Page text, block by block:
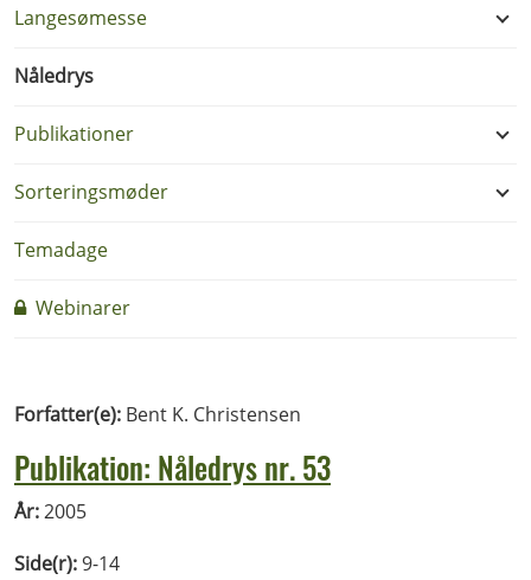
Langesømesse
Nåledrys
Publikationer
Sorteringsmøder
Temadage
Webinarer
Forfatter(e): Bent K. Christensen
Publikation: Nåledrys nr. 53
År:2005
Side(r):9-14